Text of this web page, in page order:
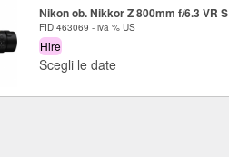
Nikon ob. Nikkor Z 800mm f/6.3 VR S
FID 463069 - iva % US
Hire
Scegli le date